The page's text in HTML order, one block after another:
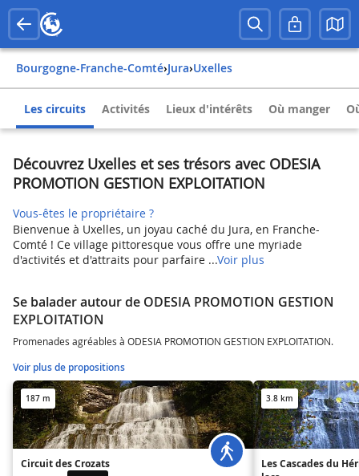
Bourgogne-Franche-Comté› Jura› Uxelles
Les circuits Activités Lieux d'intérêts Où manger
Découvrez Uxelles et ses trésors avec ODESIA
PROMOTION GESTION EXPLOITATION
Vous-êtes le propriétaire ?
Bienvenue à Uxelles, un joyau caché du Jura, en Franche-
Comté ! Ce village pittoresque vous offre une myriade
d'activités et d'attraits pour parfaire ...Voir plus
Se balader autour de ODESIA PROMOTION GESTION
EXPLOITATION
Promenades agréables à ODESIA PROMOTION GESTION EXPLOITATION.
Voir plus de propositions
187 m
Circuit des Crozats
3.8 km
Les Cascades du